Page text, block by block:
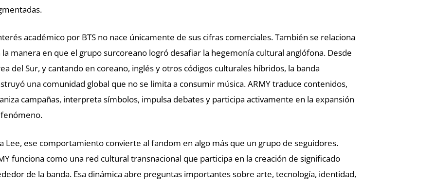
académico por BTS no nace únicamente de sus cifras comerciales. También se relaciona
la manera en que el grupo surcoreano logró desafiar la hegemonía cultural anglófona. Desde
del Sur, y cantando en coreano, inglés y otros códigos culturales híbridos, la banda
una comunidad global que no se limita a consumir música. ARMY traduce contenidos,
campañas, interpreta símbolos, impulsa debates y participa activamente en la expansión
Lee, ese comportamiento convierte al fandom en algo más que un grupo de seguidores.
funciona como una red cultural transnacional que participa en la creación de significado
de la banda. Esa dinámica abre preguntas importantes sobre arte, tecnología, identidad,